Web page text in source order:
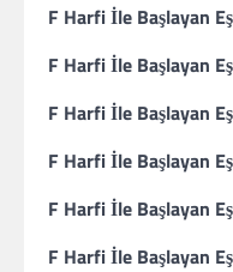
F Harfi İle Başlayan
F Harfi İle Başlayan
F Harfi İle Başlayan
F Harfi İle Başlayan
F Harfi İle Başlayan
F Harfi İle Başlayan